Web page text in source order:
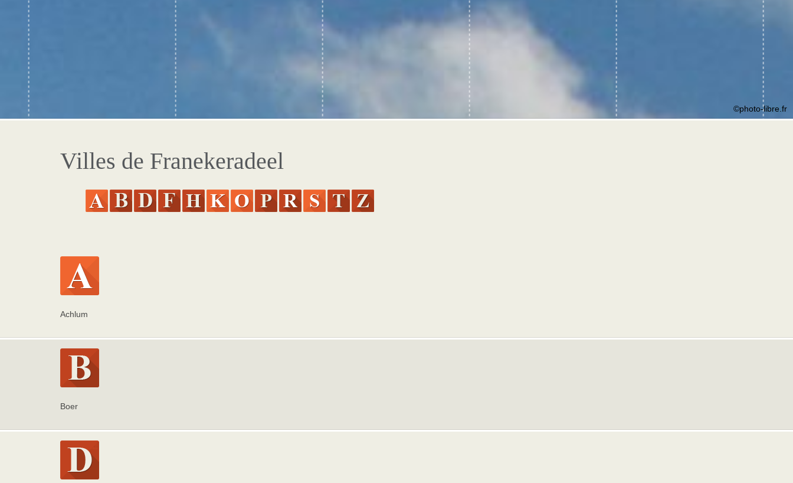
©photo-libre.fr
Villes de Franekeradeel
Achlum
Boer